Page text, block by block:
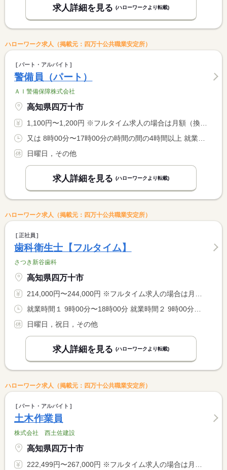
求人詳細を見る (ハローワークより転載)
ハローワーク求人（掲載元：四万十公共職業安定所）
パート・アルバイト
警備員（パート）
ＡＩ警備保障株式会社
高知県四万十市
1,100円〜1,200円 ※フルタイム求人の場合は月額（換算額）、パート求人の場合は時間額を表示しています。
又は 8時00分〜17時00分の時間の間の4時間以上 就業時間に関する特記事項 就業時間は上記内で実働４時間〜８時間（現場により） <BR> ＊休憩は法定通り付与します。
日曜日，その他
求人詳細を見る (ハローワークより転載)
ハローワーク求人（掲載元：四万十公共職業安定所）
正社員
歯科衛生士【フルタイム】
さつき新谷歯科
高知県四万十市
214,000円〜244,000円 ※フルタイム求人の場合は月額（換算額）、パート求人の場合は時間額を表示しています。
就業時間１ 9時00分〜18時00分 就業時間２ 9時00分〜12時30分 就業時間３ 9時00分〜17時00分 就業時間に関する特記事項 （１）月・火・水・金曜日（休憩９０分） <BR> （２）木曜日（休憩なし） <BR> （３）土曜日（休憩９０分） <BR> ＊休憩１３：００〜１４：３０
日曜日，祝日，その他
求人詳細を見る (ハローワークより転載)
ハローワーク求人（掲載元：四万十公共職業安定所）
パート・アルバイト
土木作業員
株式会社 西土佐建設
高知県四万十市
222,499円〜267,000円 ※フルタイム求人の場合は月額（換算額）、パート求人の場合は時間額を表示しています。